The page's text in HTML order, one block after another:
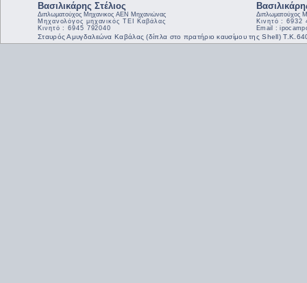
Βασιλικάρης Στέλιος
Διπλωματούχος Μηχανικος ΑΕΝ Μηχανιώνας
Μηχανολόγος μηχανικός ΤΕΙ Καβάλας
Κινητό : 6945 792040
Διπλωματούχος
Κινητό : 6932
Email :
Σταυρός Αμυγδαλεώνα Καβάλας (δίπλα στο πρατήριο καυσίμου της Shell)